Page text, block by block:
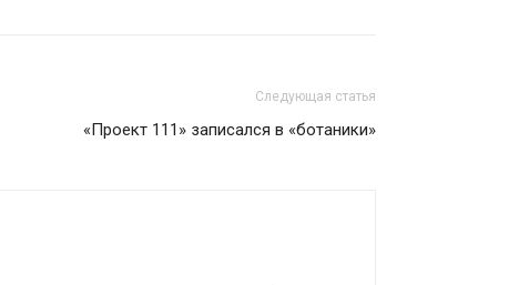
Следующая статья
«Проект 111» записался в «ботаники»